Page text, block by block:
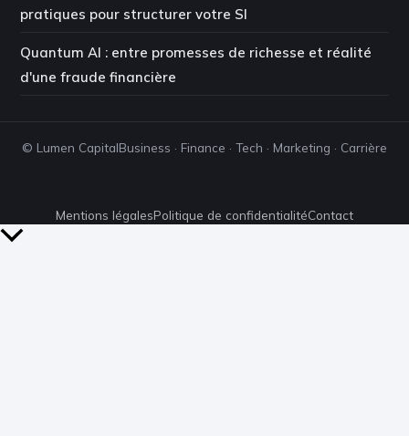
pratiques pour structurer votre SI
Quantum AI : entre promesses de richesse et réalité
d'une fraude financière
© Lumen CapitalBusiness · Finance · Tech · Marketing · Carrière
Mentions légalesPolitique de confidentialitéContact